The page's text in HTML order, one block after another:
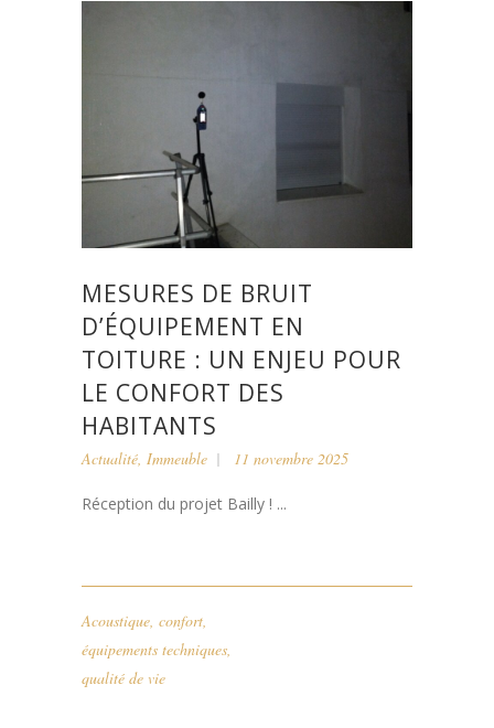
MESURES DE BRUIT
D’ÉQUIPEMENT EN
TOITURE : UN ENJEU POUR
LE CONFORT DES
HABITANTS
Actualité, Immeuble 11 novembre 2025
Réception du projet Bailly ! ...
Acoustique, confort,
équipements techniques,
qualité de vie